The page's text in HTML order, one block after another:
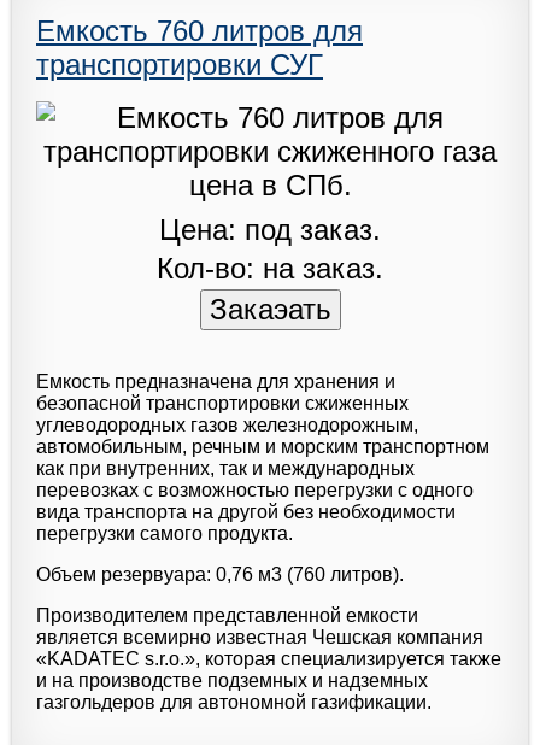
Емкость 760 литров для
транспортировки СУГ
Цена: под заказ.
Кол-во: на заказ.
Емкость предназначена для хранения и
безопасной транспортировки сжиженных
углеводородных газов железнодорожным,
автомобильным, речным и морским транспортном
как при внутренних, так и международных
перевозках с возможностью перегрузки с одного
вида транспорта на другой без необходимости
перегрузки самого продукта.
Объем резервуара: 0,76 м3 (760 литров).
Производителем представленной емкости
является всемирно известная Чешская компания
«KADATEC s.r.o.», которая специализируется также
и на производстве подземных и надземных
газгольдеров для автономной газификации.